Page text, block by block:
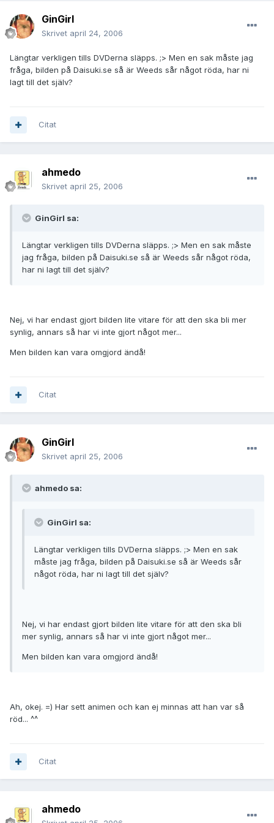
GinGirl
Skrivet april 24, 2006
Längtar verkligen tills DVDerna släpps. ;> Men en sak måste jag
fråga, bilden på Daisuki.se så är Weeds sår något röda, har ni
lagt till det själv?
Citat
ahmedo
Skrivet april 25, 2006
GinGirl sa:
Längtar verkligen tills DVDerna släpps. ;> Men en sak måste
jag fråga, bilden på Daisuki.se så är Weeds sår något röda,
har ni lagt till det själv?
Nej, vi har endast gjort bilden lite vitare för att den ska bli mer
synlig, annars så har vi inte gjort något mer...
Men bilden kan vara omgjord ändå!
Citat
GinGirl
Skrivet april 25, 2006
ahmedo sa:
GinGirl sa:
Längtar verkligen tills DVDerna släpps. ;> Men en sak
måste jag fråga, bilden på Daisuki.se så är Weeds sår
något röda, har ni lagt till det själv?
Nej, vi har endast gjort bilden lite vitare för att den ska bli
mer synlig, annars så har vi inte gjort något mer...
Men bilden kan vara omgjord ändå!
Ah, okej. =) Har sett animen och kan ej minnas att han var så
röd... ^^
Citat
ahmedo